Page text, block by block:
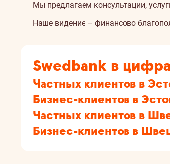
Мы предлагаем консультации,
Наше видение – финансово
Swedbank в
Частных клиентов в
Бизнес-клиентов в
Частных клиентов в
Бизнес-клиентов в